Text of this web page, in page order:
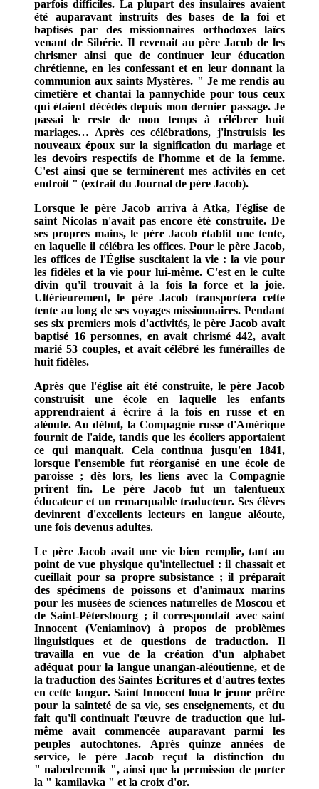
parfois difficiles. La plupart des insulaires avaient
été auparavant instruits des bases de la foi et
baptisés par des missionnaires orthodoxes laïcs
venant de Sibérie. Il revenait au père Jacob de les
chrismer ainsi que de continuer leur éducation
chrétienne, en les confessant et en leur donnant la
communion aux saints Mystères. " Je me rendis au
cimetière et chantai la pannychide pour tous ceux
qui étaient décédés depuis mon dernier passage. Je
passai le reste de mon temps à célébrer huit
mariages… Après ces célébrations, j'instruisis les
nouveaux époux sur la signification du mariage et
les devoirs respectifs de l'homme et de la femme.
C'est ainsi que se terminèrent mes activités en cet
endroit " (extrait du Journal de père Jacob).
Lorsque le père Jacob arriva à Atka, l'église de
saint Nicolas n'avait pas encore été construite. De
ses propres mains, le père Jacob établit une tente,
en laquelle il célébra les offices. Pour le père Jacob,
les offices de l'Église suscitaient la vie : la vie pour
les fidèles et la vie pour lui-même. C'est en le culte
divin qu'il trouvait à la fois la force et la joie.
Ultérieurement, le père Jacob transportera cette
tente au long de ses voyages missionnaires. Pendant
ses six premiers mois d'activités, le père Jacob avait
baptisé 16 personnes, en avait chrismé 442, avait
marié 53 couples, et avait célébré les funérailles de
huit fidèles.
Après que l'église ait été construite, le père Jacob
construisit une école en laquelle les enfants
apprendraient à écrire à la fois en russe et en
aléoute. Au début, la Compagnie russe d'Amérique
fournit de l'aide, tandis que les écoliers apportaient
ce qui manquait. Cela continua jusqu'en 1841,
lorsque l'ensemble fut réorganisé en une école de
paroisse ; dès lors, les liens avec la Compagnie
prirent fin. Le père Jacob fut un talentueux
éducateur et un remarquable traducteur. Ses élèves
devinrent d'excellents lecteurs en langue aléoute,
une fois devenus adultes.
Le père Jacob avait une vie bien remplie, tant au
point de vue physique qu'intellectuel : il chassait et
cueillait pour sa propre subsistance ; il préparait
des spécimens de poissons et d'animaux marins
pour les musées de sciences naturelles de Moscou et
de Saint-Pétersbourg ; il correspondait avec saint
Innocent (Veniaminov) à propos de problèmes
linguistiques et de questions de traduction. Il
travailla en vue de la création d'un alphabet
adéquat pour la langue unangan-aléoutienne, et de
la traduction des Saintes Écritures et d'autres textes
en cette langue. Saint Innocent loua le jeune prêtre
pour la sainteté de sa vie, ses enseignements, et du
fait qu'il continuait l'œuvre de traduction que lui-
même avait commencée auparavant parmi les
peuples autochtones. Après quinze années de
service, le père Jacob reçut la distinction du
" nabedrennik ", ainsi que la permission de porter
la " kamilavka " et la croix d'or.